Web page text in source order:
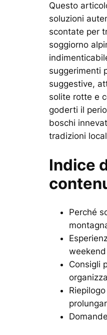
Questo
soluzioni
scontate per
soggiorno
suggerimenti
suggestive,
solite rotte e
goderti il
boschi
tradizioni
Indice
Perché
Consigli